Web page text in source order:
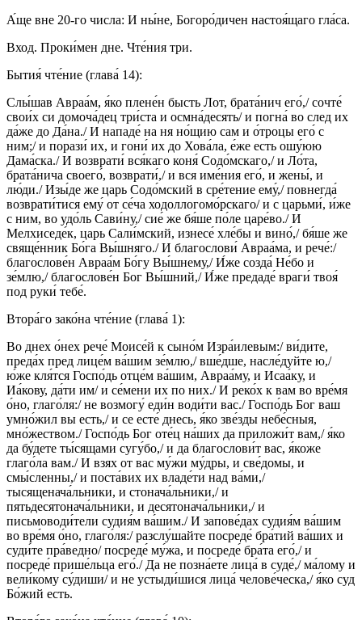
А́ще вне 20-го числа: И ны́не, Богоро́дичен настоя́щаго гла́са.
Вход. Проки́мен дне. Чте́ния три.
Бытия́ чте́ние (глава́ 14):
Слы́шав Авраа́м, я́ко плене́н бысть Лот, брата́нич его́,/ сочте́
свои́х си домоча́дец три́ста и осмна́десять/ и погна́ во след их
да́же до Да́на./ И нападе́ на ня но́щию сам и о́троцы его́ с
ним;/ и порази́ их, и гони́ их до Хова́ла, е́же есть ошу́юю
Дама́ска./ И возврати́ вся́каго коня́ Содо́мскаго,/ и Ло́та,
брата́нича своего́, возврати́,/ и вся име́ния его́, и жены́, и
лю́ди./ Изы́де же царь Содо́мский в сре́тение ему́,/ повнегда́
возврати́тися ему́ от се́ча ходоллогомо́рскаго/ и с царьми́, и́же
с ним, во удо́ль Сави́ну,/ сие́ же бя́ше по́ле царе́во./ И
Мелхиседе́к, царь Сали́мский, изнесе́ хле́бы и вино́,/ бя́ше же
свяще́нник Бо́га Вы́шняго./ И благослови́ Авраа́ма, и рече́:/
благослове́н Авраа́м Бо́гу Вы́шнему,/ И́же созда́ Не́бо и
зе́млю,/ благослове́н Бог Вы́шний,/ И́же предаде́ враги́ твоя́
под руки́ тебе́.
Втора́го зако́на чте́ние (глава́ 1):
Во днех о́нех рече́ Моисе́й к сыно́м Изра́илевым:/ ви́дите,
преда́х пред лице́м ва́шим зе́млю,/ вше́дше, насле́дуйте ю,/
ю́же кля́тся Госпо́дь отце́м ва́шим, Авраа́му, и Исаа́ку, и
Иа́кову, да́ти им/ и се́мени их по них./ И реко́х к вам во вре́мя
о́но, глаго́ля:/ не возмогу́ еди́н води́ти вас./ Госпо́дь Бог ваш
умно́жил вы есть,/ и се есте́ днесь, я́ко зве́зды небе́сныя,
мно́жеством./ Госпо́дь Бог оте́ц на́ших да приложи́т вам,/ я́ко
да бу́дете ты́сящами сугу́бо,/ и да благослови́т вас, я́коже
глаго́ла вам./ И взях от вас му́жи му́дры, и све́домы, и
смы́сленны,/ и поста́вих их владе́ти над ва́ми,/
тысященача́льники, и стонача́льники,/ и
пятьдесятонача́льники, и десятонача́льники,/ и
письмоводи́тели судия́м ва́шим./ И запове́дах судия́м ва́шим
во вре́мя о́но, глаго́ля:/ разслу́шайте посреде́ бра́тий ва́ших и
суди́те пра́ведно/ посреде́ му́жа, и посреде́ бра́та его́,/ и
посреде́ прише́льца его́./ Да не позна́ете лица́ в суде́,/ ма́лому и
вели́кому су́диши/ и не устыди́шися лица́ челове́ческа,/ я́ко суд
Бо́жий есть.